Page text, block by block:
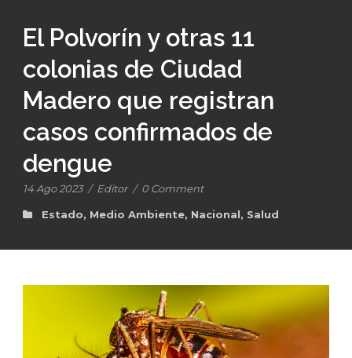
El Polvorín y otras 11
colonias de Ciudad
Madero que registran
casos confirmados de
dengue
14 Ago 2023 / Editor / 0 Comment
Estado, Medio Ambiente, Nacional, Salud